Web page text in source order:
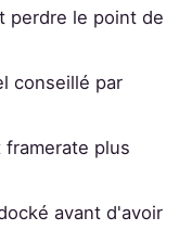
perdre le point de
conseillé par
plus
avant d'avoir